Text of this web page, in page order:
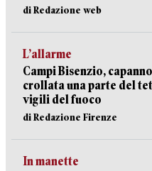
di Redazione web
L’allarme
Campi Bisenzio,
crollata una parte del
vigili del fuoco
di Redazione Firenze
In manette